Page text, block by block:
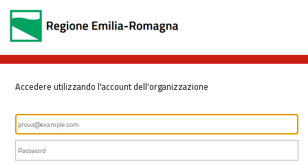
Accedere utilizzando l'account dell'organizzazione